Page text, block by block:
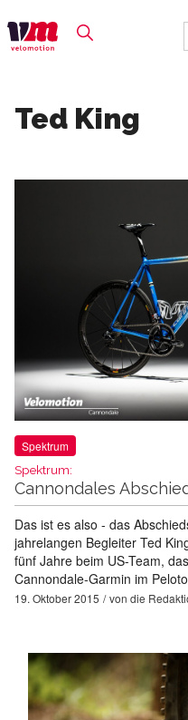
Ted King
Spektrum
Spektrum:
Cannondales
Das ist es also - das
jahrelangen Begleiter Ted
fünf Jahre beim US-Team,
Cannondale-Garmin im
19. Oktober 2015 von die